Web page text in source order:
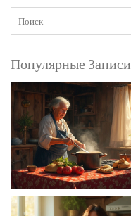
Популярные Записи